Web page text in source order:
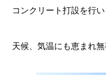
コンクリート打設を行い
天候、気温にも恵まれ